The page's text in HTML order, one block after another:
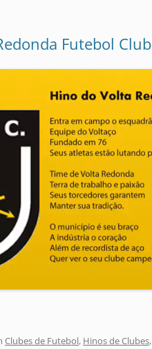
Futebol
Clubes de Futebol, Hinos de Clubes,